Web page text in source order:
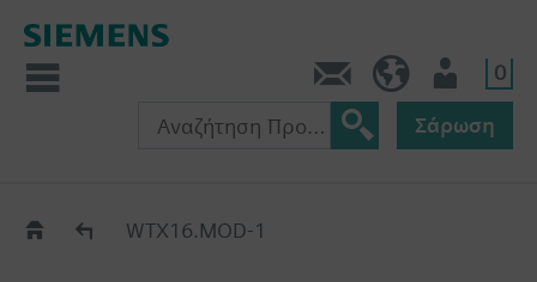
0
Σάρωση
Old2NewWTX16.MOD-1